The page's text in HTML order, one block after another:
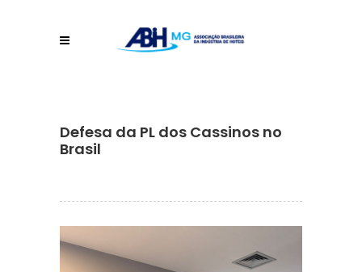
Defesa da PL dos Cassinos no
Brasil